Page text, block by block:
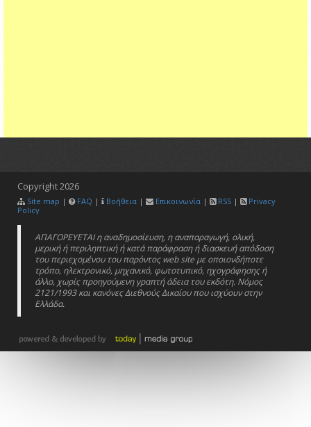
Copyright2026
Site map | FAQ | Βοήθεια | Επικοινωνία | RSS |
Privacy
Policy
ΑΠΑΓΟΡΕΥΕΤΑΙ η αναδημοσίευση, η αναπαραγωγή, ολική,
μερική ή περιληπτική ή κατά παράφραση ή διασκευή απόδοση
του περιεχομένου του παρόντος web site με οποιονδήποτε
τρόπο, ηλεκτρονικό, μηχανικό, φωτοτυπικό, ηχογράφησης ή
άλλο, χωρίς προηγούμενη γραπτή άδεια του εκδότη. Νόμος
2121/1993 και κανόνες Διεθνούς Δικαίου που ισχύουν στην
Ελλάδα.